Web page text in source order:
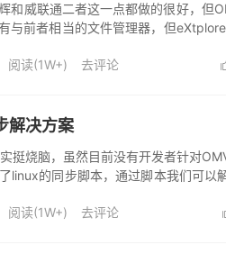
和威联通二者这一点都做的很好，但
与前者相当的文件管理器，但
阅读(1W+) 去评论
解决方案
挺烧脑，虽然目前没有开发者针对
linux的同步脚本，通过脚本我们可以
阅读(1W+) 去评论